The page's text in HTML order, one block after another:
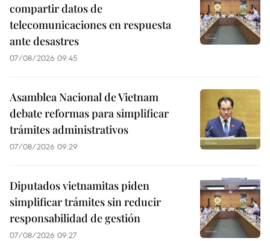
compartir datos de
telecomunicaciones en respuesta
ante desastres
07/08/2026 09:45
Asamblea Nacional de Vietnam
debate reformas para simplificar
trámites administrativos
07/08/2026 09:29
Diputados vietnamitas piden
simplificar trámites sin reducir
responsabilidad de gestión
07/08/2026 09:27